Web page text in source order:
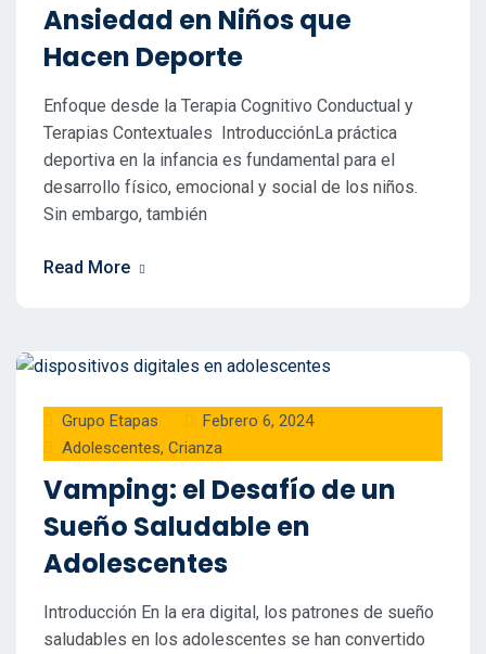
Ansiedad en Niños que
Hacen Deporte
Enfoque desde la Terapia Cognitivo Conductual y
Terapias Contextuales IntroducciónLa práctica
deportiva en la infancia es fundamental para el
desarrollo físico, emocional y social de los niños.
Sin embargo, también
Read More
Grupo Etapas
Febrero 6, 2024
Adolescentes, Crianza
Vamping: el Desafío de un
Sueño Saludable en
Adolescentes
Introducción En la era digital, los patrones de sueño
saludables en los adolescentes se han convertido